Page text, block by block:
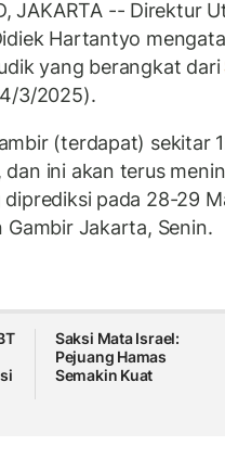
JAKARTA -- Direktur
Hartantyo
yang berangkat dari
3/2025).
(terdapat) sekitar
ini akan terus
pada 28-29
Gambir Jakarta, Senin.
Saksi Mata Israel:
Pejuang Hamas
Semakin Kuat